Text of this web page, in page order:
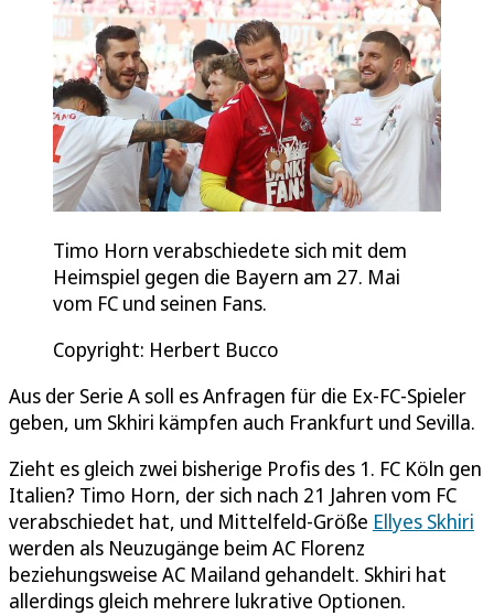
Timo Horn verabschiedete sich mit dem
Heimspiel gegen die Bayern am 27. Mai
vom FC und seinen Fans.
Copyright: Herbert Bucco
Aus der Serie A soll es Anfragen für die Ex-FC-Spieler
geben, um Skhiri kämpfen auch Frankfurt und Sevilla.
Zieht es gleich zwei bisherige Profis des 1. FC Köln gen
Italien? Timo Horn, der sich nach 21 Jahren vom FC
verabschiedet hat, und Mittelfeld-Größe Ellyes Skhiri
werden als Neuzugänge beim AC Florenz
beziehungsweise AC Mailand gehandelt. Skhiri hat
allerdings gleich mehrere lukrative Optionen.